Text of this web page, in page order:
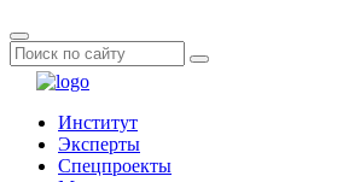
Институт
Эксперты
Спецпроекты